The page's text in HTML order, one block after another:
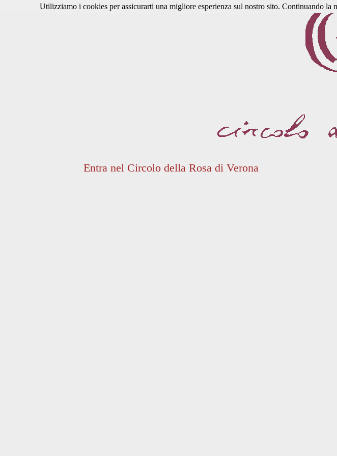
Entra nel Circolo della Rosa di Verona
Utilizziamo i cookies per assicurarti una migliore esperienza sul nostro sito. Continuando la